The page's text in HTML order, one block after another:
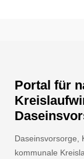
Portal für
Daseinsvorsorge,
kommunale